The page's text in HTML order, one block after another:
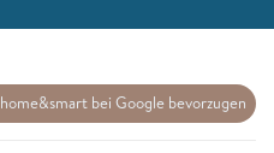
home&smart bei Google bevorzugen